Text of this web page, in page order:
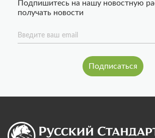
Подпишитесь на нашу новостную
получать новости
Введите ваш email